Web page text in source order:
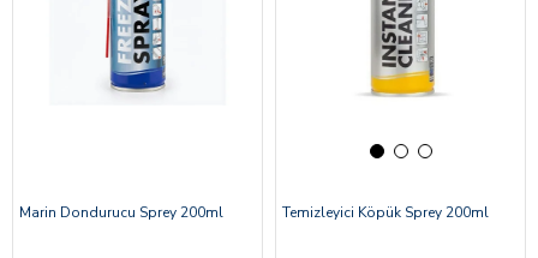
Marin Dondurucu Sprey 200ml Temizleyici Köpük Sprey 200ml